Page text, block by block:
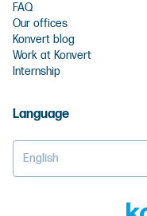
FAQ
Our offices
Konvert blog
Work at Konvert
Internship
Language
English